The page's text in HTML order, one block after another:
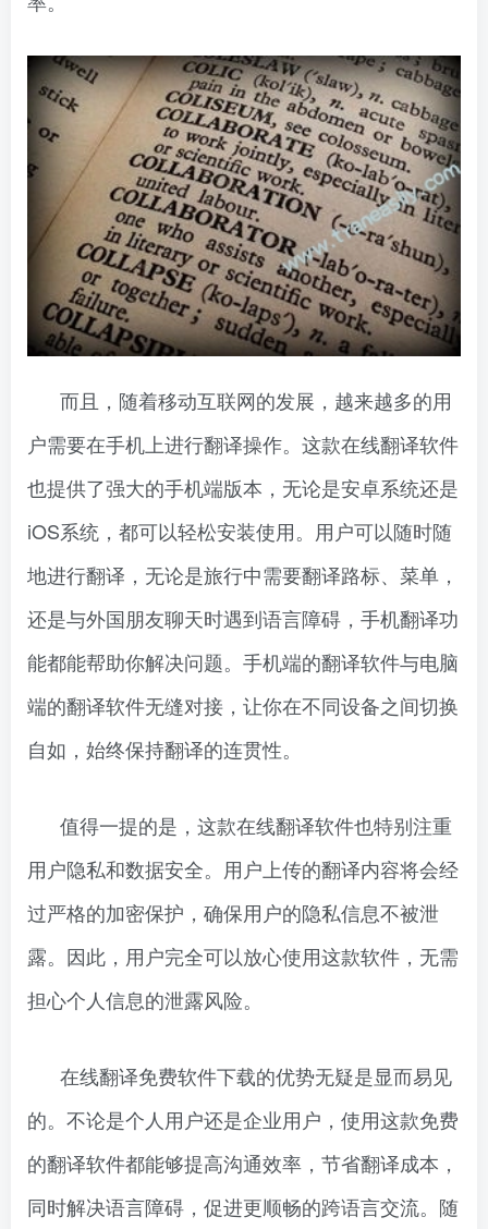
而且，随着移动互联网的发展，越来越多的用
户需要在手机上进行翻译操作。这款在线翻译软件
也提供了强大的手机端版本，无论是安卓系统还是
iOS系统，都可以轻松安装使用。用户可以随时随
地进行翻译，无论是旅行中需要翻译路标、菜单，
还是与外国朋友聊天时遇到语言障碍，手机翻译功
能都能帮助你解决问题。手机端的翻译软件与电脑
端的翻译软件无缝对接，让你在不同设备之间切换
自如，始终保持翻译的连贯性。
值得一提的是，这款在线翻译软件也特别注重
用户隐私和数据安全。用户上传的翻译内容将会经
过严格的加密保护，确保用户的隐私信息不被泄
露。因此，用户完全可以放心使用这款软件，无需
担心个人信息的泄露风险。
在线翻译免费软件下载的优势无疑是显而易见
的。不论是个人用户还是企业用户，使用这款免费
的翻译软件都能够提高沟通效率，节省翻译成本，
同时解决语言障碍，促进更顺畅的跨语言交流。随